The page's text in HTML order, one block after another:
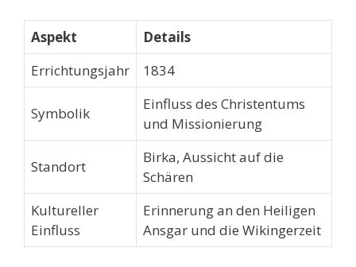
Aspekt
Details
Errichtungsjahr
1834
Symbolik
Einfluss des Christentums
und Missionierung
Standort
Birka, Aussicht auf die
Schären
Kultureller
Einfluss
Erinnerung an den Heiligen
Ansgar und die Wikingerzeit